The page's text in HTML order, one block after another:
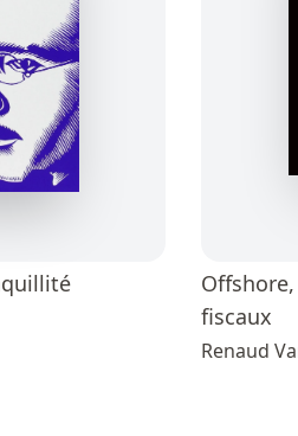
fiscaux
Renaud